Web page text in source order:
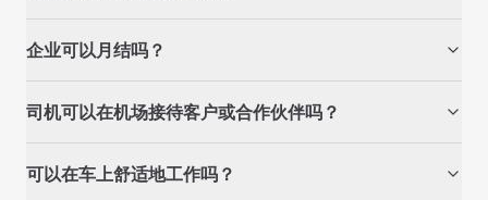
企业可以月结吗？
司机可以在机场接待客户或合作伙伴吗？
可以在车上舒适地工作吗？